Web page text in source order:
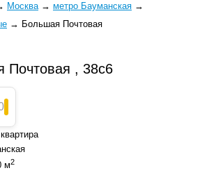
Москва → метро Бауманская →
→ Большая Почтовая
Почтовая , 38с6
м2